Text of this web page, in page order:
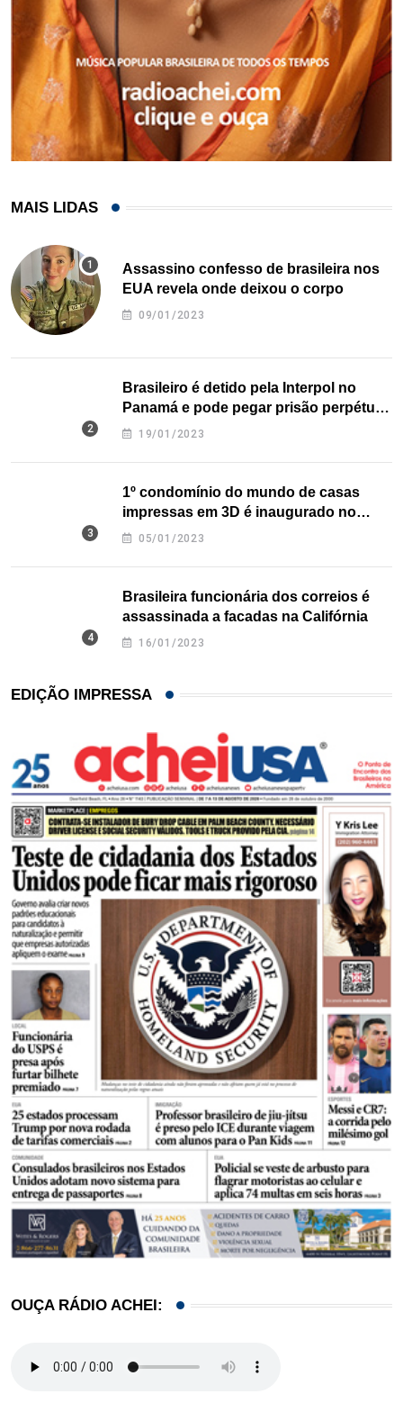
MAIS LIDAS
Assassino confesso de brasileira nos
EUA revela onde deixou o corpo
09/01/2023
Brasileiro é detido pela Interpol no
Panamá e pode pegar prisão perpétua
nos EUA
19/01/2023
1º condomínio do mundo de casas
impressas em 3D é inaugurado no
Texas
05/01/2023
Brasileira funcionária dos correios é
assassinada a facadas na Califórnia
16/01/2023
EDIÇÃO IMPRESSA
OUÇA RÁDIO ACHEI: